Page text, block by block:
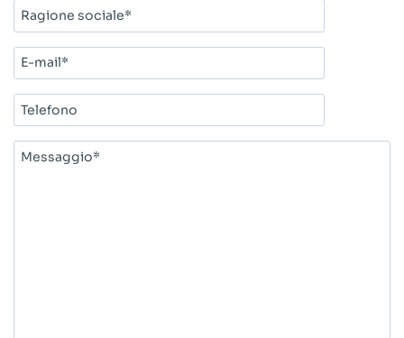
Ragione
sociale*
E-
mail*
Telefono
Messaggio*